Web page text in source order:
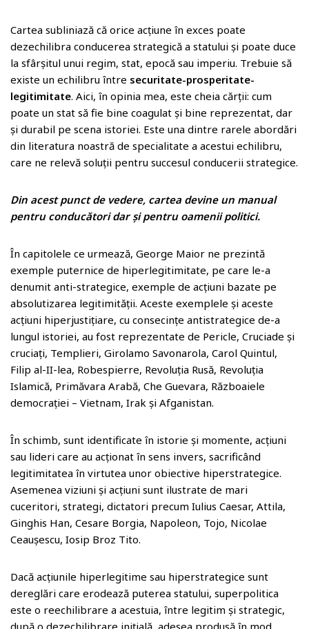
Cartea subliniază că orice acțiune în exces poate
dezechilibra conducerea strategică a statului și poate duce
la sfârșitul unui regim, stat, epocă sau imperiu. Trebuie să
existe un echilibru între securitate-prosperitate-
legitimitate. Aici, în opinia mea, este cheia cărții: cum
poate un stat să fie bine coagulat și bine reprezentat, dar
și durabil pe scena istoriei. Este una dintre rarele abordări
din literatura noastră de specialitate a acestui echilibru,
care ne relevă soluții pentru succesul conducerii strategice.
Din acest punct de vedere, cartea devine un manual
pentru conducători dar și pentru oamenii politici.
În capitolele ce urmează, George Maior ne prezintă
exemple puternice de hiperlegitimitate, pe care le-a
denumit anti-strategice, exemple de acțiuni bazate pe
absolutizarea legitimității. Aceste exemplele și aceste
acțiuni hiperjustițiare, cu consecințe antistrategice de-a
lungul istoriei, au fost reprezentate de Pericle, Cruciade și
cruciați, Templieri, Girolamo Savonarola, Carol Quintul,
Filip al-II-lea, Robespierre, Revoluția Rusă, Revoluția
Islamică, Primăvara Arabă, Che Guevara, Războaiele
democrației – Vietnam, Irak și Afganistan.
În schimb, sunt identificate în istorie și momente, acțiuni
sau lideri care au acționat în sens invers, sacrificând
legitimitatea în virtutea unor obiective hiperstrategice.
Asemenea viziuni și acțiuni sunt ilustrate de mari
cuceritori, strategi, dictatori precum Iulius Caesar, Attila,
Ginghis Han, Cesare Borgia, Napoleon, Tojo, Nicolae
Ceaușescu, Iosip Broz Tito.
Dacă acțiunile hiperlegitime sau hiperstrategice sunt
dereglări care erodează puterea statului, superpolitica
este o reechilibrare a acestuia, între legitim și strategic,
după o dezechilibrare inițială, adesea produsă în mod